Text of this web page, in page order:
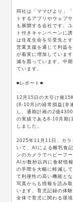
同社は「ママびより」
トするアプリやウェブ
も展開する会社です。
ト付きキャンペーンに
は住友生命を引受先と
営業支援を通じて利益
が着実に増加していま
減を図っています。中
ています。
■レポート■
12月15日の大引け後15
(8-10月)の経常損益(非
し、通期計画の2億
の実績である8-10月期
しました。
2025年11月11日、カラ
いて、AIによる離乳食
ンのカメラでベビーフ
AIが数秒以内に食材情
の手間を大幅に軽減し
て利便性の高い機能と
写真からも情報を読み
います。育児記録の体
全体で育児に関わる環